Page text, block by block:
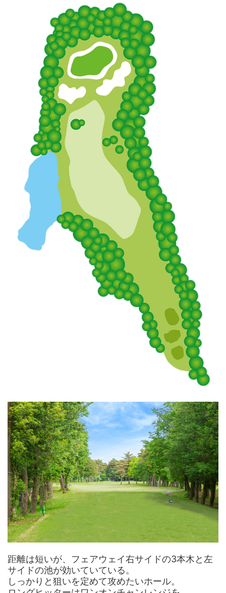
距離は短いが、フェアウェイ右サイドの3本木と左
サイドの池が効いていている。
しっかりと狙いを定めて攻めたいホール。